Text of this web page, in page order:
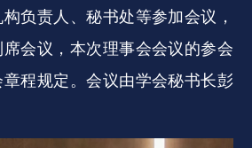
负责人、秘书处等参加会议，
会议，本次理事会会议的参会
程规定。会议由学会秘书长彭